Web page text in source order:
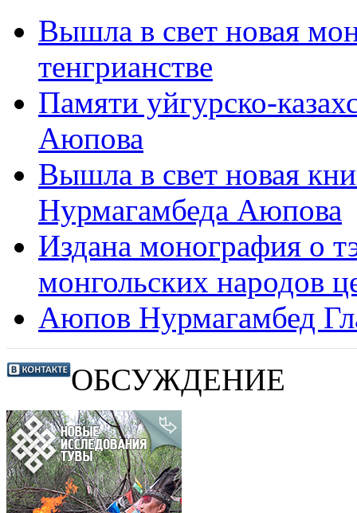
Вышла в свет новая
тенгрианстве
Памяти уйгурско-
Аюпова
Вышла в свет новая
Нурмагамбеда Аюпова
Издана монография о
монгольских народов
Аюпов Нурмагамбед
ОБСУЖДЕНИЕ